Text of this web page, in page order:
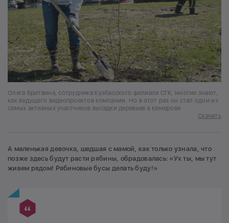
Олега Бритвина, сотрудника Кузбасского филиала СГК, многие знают,
как ведущего видеопроектов компании. Но в этот раз он стал одни из
самых активных участников высадки деревьев в Кемерове
Скачать
А маленькая девочка, шедшая с мамой, как только узнала, что
позже здесь будут расти рябины, обрадовалась: «Ух ты, мы тут
живем рядом! Рябиновые бусы делать буду!»